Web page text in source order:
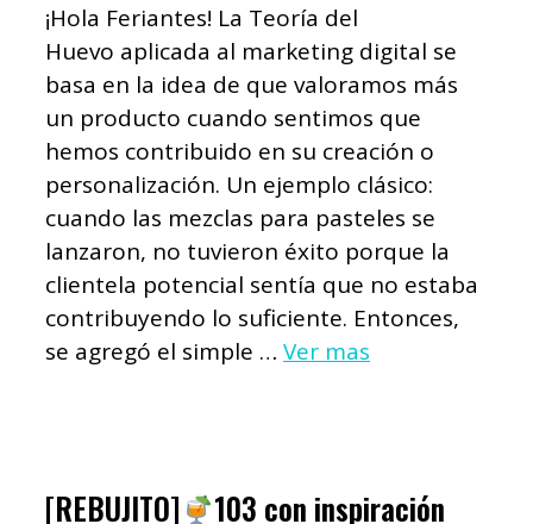
¡Hola Feriantes! La Teoría del
Huevo aplicada al marketing digital se
basa en la idea de que valoramos más
un producto cuando sentimos que
hemos contribuido en su creación o
personalización. Un ejemplo clásico:
cuando las mezclas para pasteles se
lanzaron, no tuvieron éxito porque la
clientela potencial sentía que no estaba
contribuyendo lo suficiente. Entonces,
se agregó el simple … Ver mas
[REBUJITO] 103 con inspiración